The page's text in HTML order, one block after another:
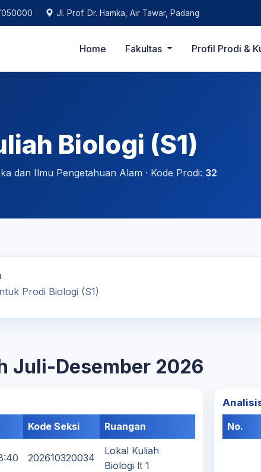
Jl. Prof. Dr. Hamka, Air Tawar, Padang
Home Fakultas Profil Prodi &
Biologi (S1)
dan Ilmu Pengetahuan Alam · Kode Prodi: 32
Prodi Biologi (S1)
Juli-Desember 2026
Kode Seksi Ruangan
202610320034
Lokal Kuliah
Biologi lt 1
No.